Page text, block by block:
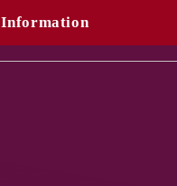
Information